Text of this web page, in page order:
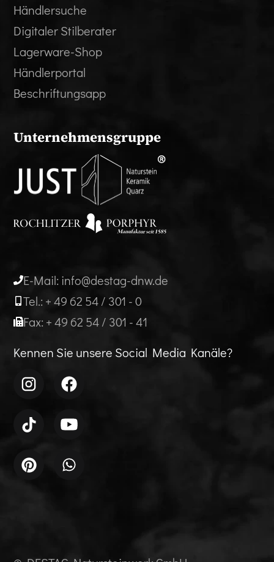
Händlersuche
Digitaler Stilberater
Lagerware-Shop
Händlerportal
Beschriftungsapp
Unternehmensgruppe
E-Mail: info@destag-dnw.de
Tel.: + 49 62 54 / 301 - 0
Fax: + 49 62 54 / 301 - 41
Kennen Sie unsere Social Media Kanäle?